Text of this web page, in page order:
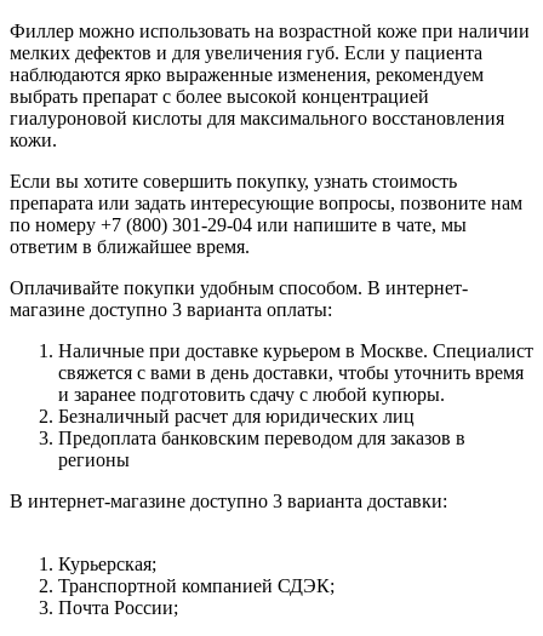
Филлер можно использовать на возрастной коже при наличии
мелких дефектов и для увеличения губ. Если у пациента
наблюдаются ярко выраженные изменения, рекомендуем
выбрать препарат с более высокой концентрацией
гиалуроновой кислоты для максимального восстановления
кожи.
Если вы хотите совершить покупку, узнать стоимость
препарата или задать интересующие вопросы, позвоните нам
по номеру +7 (800) 301-29-04 или напишите в чате, мы
ответим в ближайшее время.
Оплачивайте покупки удобным способом. В интернет-
магазине доступно 3 варианта оплаты:
Наличные при доставке курьером в Москве. Специалист
свяжется с вами в день доставки, чтобы уточнить время
и заранее подготовить сдачу с любой купюры.
Безналичный расчет для юридических лиц
Предоплата банковским переводом для заказов в
регионы
В интернет-магазине доступно 3 варианта доставки:
Курьерская;
Транспортной компанией СДЭК;
Почта России;